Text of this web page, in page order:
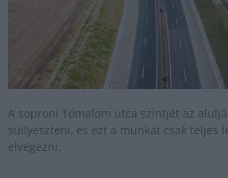
A soproni Tómalom utca szintjét az
süllyeszteni, és ezt a munkát csak teljes
elvégezni.